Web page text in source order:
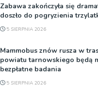
Zabawa zakończyła się
doszło do pogryzienia
5 SIERPNIA 2026
Mammobus znów rusza w
powiatu tarnowskiego będą
bezpłatne badania
5 SIERPNIA 2026